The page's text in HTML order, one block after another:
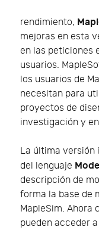
rendimiento,
mejoras en esta
en las peticiones
usuarios.
los usuarios de
necesitan para
proyectos de
investigación y
La última versión
del lenguaje
descripción de
forma la base de
MapleSim. Ahora
pueden acceder